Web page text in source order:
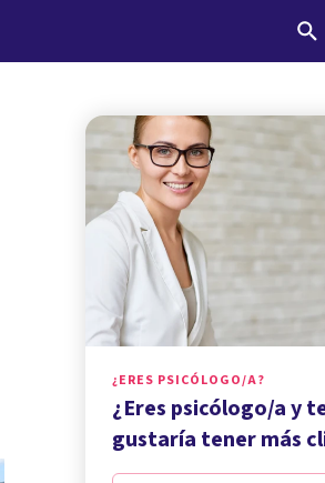
¿ERES PSICÓLOGO/A?
¿Eres psicólogo/a y
gustaría tener más